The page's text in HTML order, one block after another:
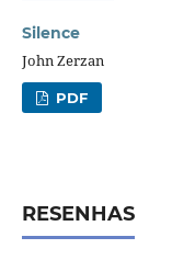
Silence
John Zerzan
PDF
RESENHAS